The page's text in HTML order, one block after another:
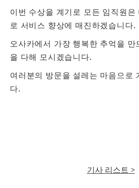
이번 수상을 계기로 모든 임직원은
로 서비스 향상에 매진하겠습니다.
오사카에서 가장 행복한 추억을 만
을 다해 모시겠습니다.
여러분의 방문을 설레는 마음으로
다.
기사 리스트 >